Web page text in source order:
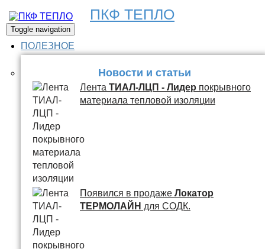
ПКФ ТЕПЛО
Toggle navigation
ПОЛЕЗНОЕ
Новости и статьи
Лента ТИАЛ-ЛЦП - Лидер покрывного
материала тепловой изоляции
Появился в продаже Локатор
ТЕРМОЛАЙН для СОДК.